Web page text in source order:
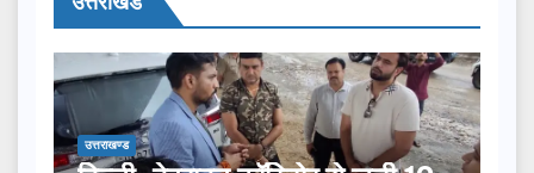
उत्तराखण्ड